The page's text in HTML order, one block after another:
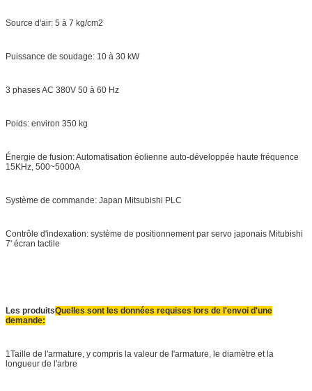
Source d'air: 5 à 7 kg/cm2
Puissance de soudage: 10 à 30 kW
3 phases AC 380V 50 à 60 Hz
Poids: environ 350 kg
Énergie de fusion: Automatisation éolienne auto-développée haute fréquence
15KHz, 500~5000A
Système de commande: Japan Mitsubishi PLC
Contrôle d'indexation: système de positionnement par servo japonais Mitubishi
7' écran tactile
Les produitsQuelles sont les données requises lors de l'envoi d'une
demande:
1Taille de l'armature, y compris la valeur de l'armature, le diamètre et la
longueur de l'arbre